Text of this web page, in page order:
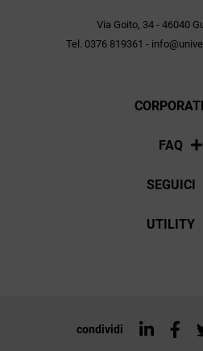
Via Goito, 34 - 46040
Tel. 0376 819361 -
Chi siamo
FAQ
SEGUICI
Social
UTILITY
Top
condividi